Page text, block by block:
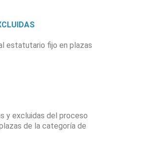
estatutario fijo en plazas
y excluidas del proceso
de la categoría de